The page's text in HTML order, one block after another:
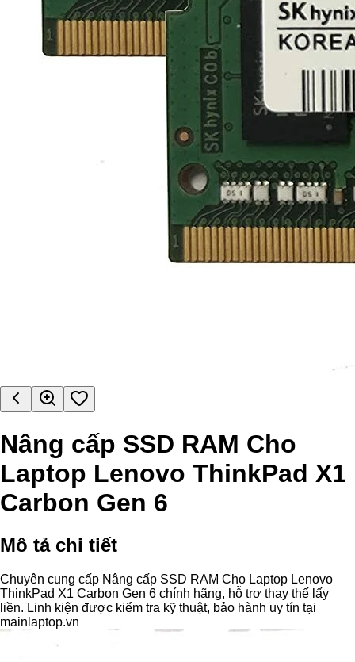
Nâng cấp SSD RAM Cho
Laptop Lenovo ThinkPad X1
Carbon Gen 6
Mô tả chi tiết
Chuyên cung cấp Nâng cấp SSD RAM Cho Laptop Lenovo
ThinkPad X1 Carbon Gen 6 chính hãng, hỗ trợ thay thế lấy
liền. Linh kiện được kiểm tra kỹ thuật, bảo hành uy tín tại
mainlaptop.vn